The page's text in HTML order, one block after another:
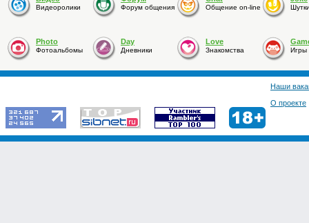
Видеоролики Форум общения Общение on-line
Photo
Фотоальбомы
Day
Дневники
Love
Знакомства Игры
Наши
О проекте